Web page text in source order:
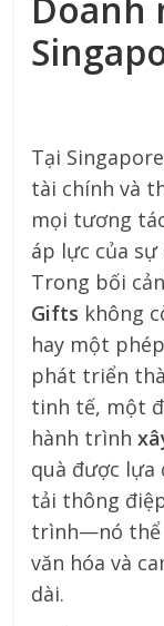
Tại
tài chính và
mọi tương
áp lực của sự
Trong bối
Gifts không
hay một
phát triển
tinh tế, một
hành trình
quà được lựa
tải thông
trình—nó thể
văn hóa và
dài.